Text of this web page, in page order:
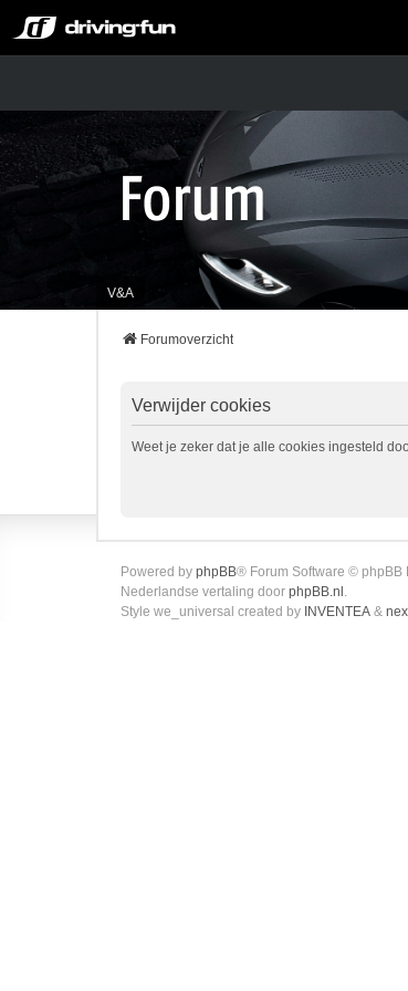
V&A
Forumoverzicht
Verwijder cookies
Weet je zeker dat je alle cookies ingesteld
Powered by phpBB® Forum Software © phpBB
Nederlandse vertaling door phpBB.nl .
Style we_universal created by INVENTEA &